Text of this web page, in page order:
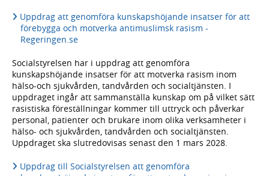
Uppdrag att genomföra kunskapshöjande insatser för att
förebygga och motverka antimuslimsk rasism -
Regeringen.se
Socialstyrelsen har i uppdrag att genomföra
kunskapshöjande insatser för att motverka rasism inom
hälso-och sjukvården, tandvården och socialtjänsten. I
uppdraget ingår att sammanställa kunskap om på vilket sätt
rasistiska föreställningar kommer till uttryck och påverkar
personal, patienter och brukare inom olika verksamheter i
hälso- och sjukvården, tandvården och socialtjänsten.
Uppdraget ska slutredovisas senast den 1 mars 2028.
Uppdrag till Socialstyrelsen att genomföra